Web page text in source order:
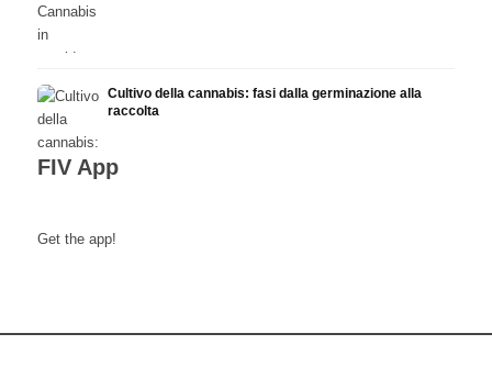
Cultivo della cannabis: fasi dalla germinazione alla
raccolta
FIV App
Get the app!